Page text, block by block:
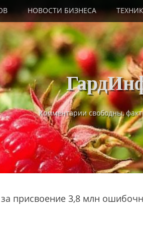
НОВОСТИ БИЗНЕСА
Комментарии свободны,
за присвоение 3,8 млн